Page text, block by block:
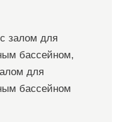
залом для
бассейном,
для
бассейном